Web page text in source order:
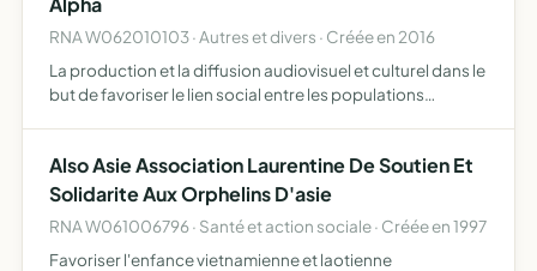
RNA W062010103 · Autres et divers · Créée en 2016
La production et la diffusion audiovisuel et culturel dans le
but de favoriser le lien social entre les populations
Also Asie Association Laurentine De Soutien Et
Solidarite Aux Orphelins D'asie
RNA W061006796 · Santé et action sociale · Créée en 1997
Favoriser l'enfance vietnamienne et laotienne